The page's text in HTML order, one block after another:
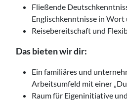
Fließende
Englischkenntnisse in Wort
Reisebereitschaft und
Das bieten wir dir:
Ein familiäres und
Arbeitsumfeld mit einer
Raum für Eigeninitiative